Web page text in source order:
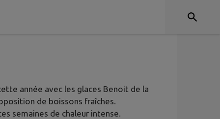
A 18H30
année avec les glaces Benoit de la
de boissons fraîches.
semaines de chaleur intense.